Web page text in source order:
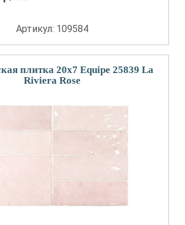
Артикул: 109584
плитка 20x7 Equipe 25839 La
Riviera Rose